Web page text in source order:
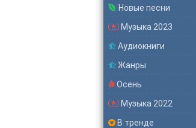
Новые песни
Музыка 2023
Аудиокниги
Жанры
Осень
Музыка 2022
В тренде